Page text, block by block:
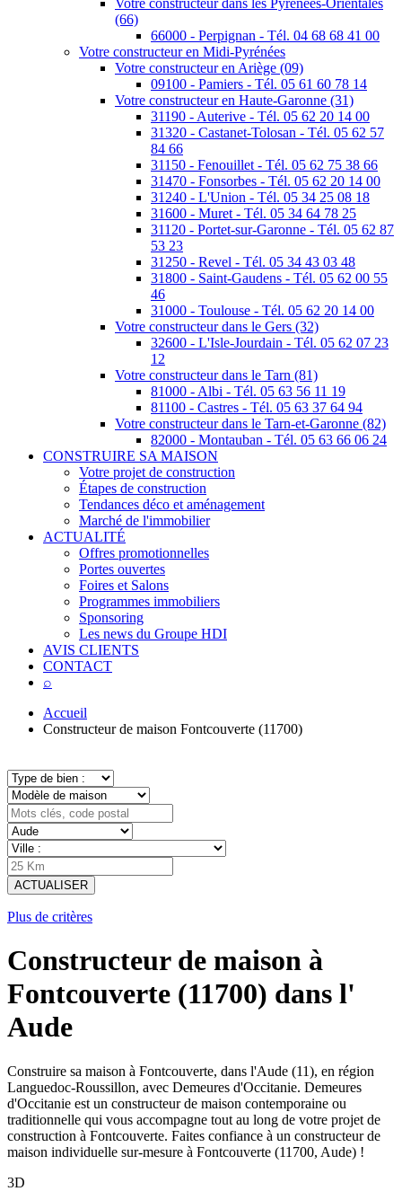
Votre constructeur dans les Pyrénées-Orientales
(66)
66000 - Perpignan - Tél. 04 68 68 41 00
Votre constructeur en Midi-Pyrénées
Votre constructeur en Ariège (09)
09100 - Pamiers - Tél. 05 61 60 78 14
Votre constructeur en Haute-Garonne (31)
31190 - Auterive - Tél. 05 62 20 14 00
31320 - Castanet-Tolosan - Tél. 05 62 57
84 66
31150 - Fenouillet - Tél. 05 62 75 38 66
31470 - Fonsorbes - Tél. 05 62 20 14 00
31240 - L'Union - Tél. 05 34 25 08 18
31600 - Muret - Tél. 05 34 64 78 25
31120 - Portet-sur-Garonne - Tél. 05 62 87
53 23
31250 - Revel - Tél. 05 34 43 03 48
31800 - Saint-Gaudens - Tél. 05 62 00 55
46
31000 - Toulouse - Tél. 05 62 20 14 00
Votre constructeur dans le Gers (32)
32600 - L'Isle-Jourdain - Tél. 05 62 07 23
12
Votre constructeur dans le Tarn (81)
81000 - Albi - Tél. 05 63 56 11 19
81100 - Castres - Tél. 05 63 37 64 94
Votre constructeur dans le Tarn-et-Garonne (82)
82000 - Montauban - Tél. 05 63 66 06 24
CONSTRUIRE SA MAISON
Votre projet de construction
Étapes de construction
Tendances déco et aménagement
Marché de l'immobilier
ACTUALITÉ
Offres promotionnelles
Portes ouvertes
Foires et Salons
Programmes immobiliers
Sponsoring
Les news du Groupe HDI
AVIS CLIENTS
CONTACT
⌕
Accueil
Constructeur de maison Fontcouverte (11700)
ACTUALISER
Plus de critères
Constructeur de maison à
Fontcouverte (11700) dans l'
Aude
Construire sa maison à Fontcouverte, dans l'Aude (11), en région
Languedoc-Roussillon, avec Demeures d'Occitanie. Demeures
d'Occitanie est un constructeur de maison contemporaine ou
traditionnelle qui vous accompagne tout au long de votre projet de
construction à Fontcouverte. Faites confiance à un constructeur de
maison individuelle sur-mesure à Fontcouverte (11700, Aude) !
3D